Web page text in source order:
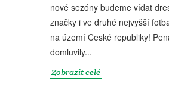
nové sezóny budeme vídat
značky i ve druhé nejvyšší
na území České republiky!
domluvily...
Zobrazit celé